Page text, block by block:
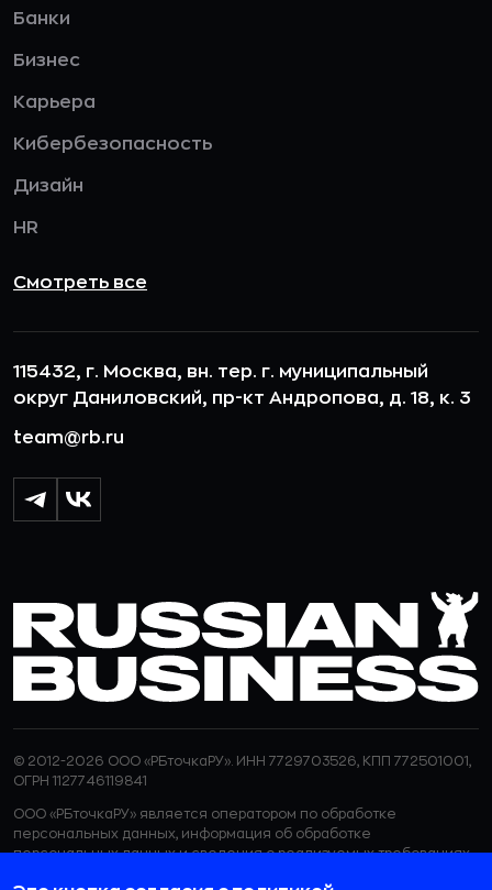
Банки
Бизнес
Карьера
Кибербезопасность
Дизайн
HR
Смотреть все
115432, г. Москва, вн. тер. г. муниципальный
округ Даниловский, пр-кт Андропова, д. 18, к. 3
team@rb.ru
© 2012-2026 ООО «РБточкаРУ». ИНН 7729703526, КПП 772501001,
ОГРН 1127746119841
ООО «РБточкаРУ» является оператором по обработке
персональных данных, информация об обработке
персональных данных и сведения о реализуемых требованиях